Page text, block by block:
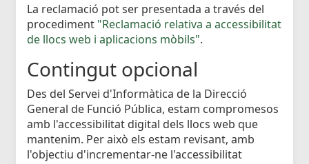
La reclamació pot ser presentada a través del
procediment "Reclamació relativa a accessibilitat
de llocs web i aplicacions mòbils".
Contingut opcional
Des del Servei d'Informàtica de la Direcció
General de Funció Pública, estam compromesos
amb l'accessibilitat digital dels llocs web que
mantenim. Per això els estam revisant, amb
l'objectiu d'incrementar-ne l'accessibilitat